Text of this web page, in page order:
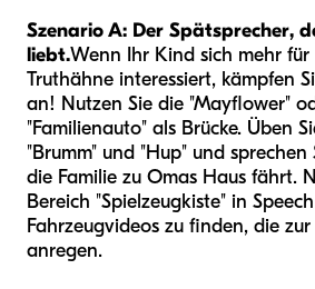
Szenario A: Der Spätsprecher,
liebt.Wenn Ihr Kind sich mehr
Truthähne interessiert, kämpfen
an! Nutzen Sie die "Mayflower"
"Familienauto" als Brücke. Üben
"Brumm" und "Hup" und sprechen
die Familie zu Omas Haus fährt.
Bereich "Spielzeugkiste" in
Fahrzeugvideos zu finden, die
anregen.